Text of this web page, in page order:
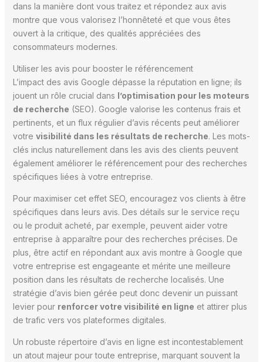
dans la manière dont vous traitez et répondez aux avis
montre que vous valorisez l’honnêteté et que vous êtes
ouvert à la critique, des qualités appréciées des
consommateurs modernes.
Utiliser les avis pour booster le référencement
L’impact des avis Google dépasse la réputation en ligne; ils
jouent un rôle crucial dans l’optimisation pour les moteurs
de recherche (SEO). Google valorise les contenus frais et
pertinents, et un flux régulier d’avis récents peut améliorer
votre visibilité dans les résultats de recherche. Les mots-
clés inclus naturellement dans les avis des clients peuvent
également améliorer le référencement pour des recherches
spécifiques liées à votre entreprise.
Pour maximiser cet effet SEO, encouragez vos clients à être
spécifiques dans leurs avis. Des détails sur le service reçu
ou le produit acheté, par exemple, peuvent aider votre
entreprise à apparaître pour des recherches précises. De
plus, être actif en répondant aux avis montre à Google que
votre entreprise est engageante et mérite une meilleure
position dans les résultats de recherche localisés. Une
stratégie d’avis bien gérée peut donc devenir un puissant
levier pour renforcer votre visibilité en ligne et attirer plus
de trafic vers vos plateformes digitales.
Un robuste répertoire d’avis en ligne est incontestablement
un atout majeur pour toute entreprise, marquant souvent la